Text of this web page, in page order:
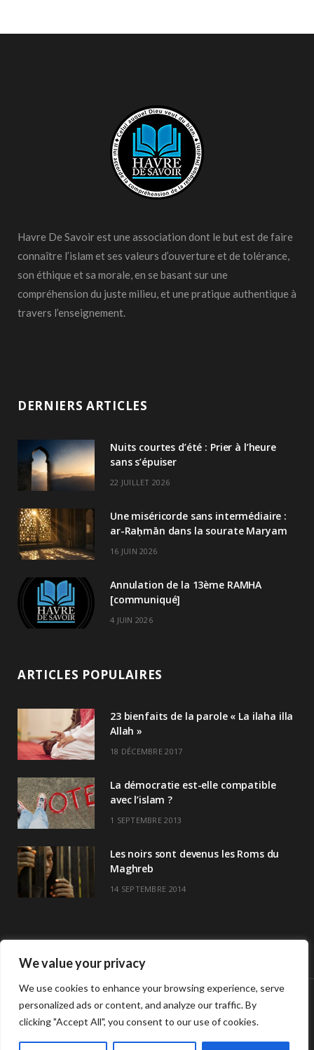
We value your privacy
We use cookies to enhance your browsing experience, serve
personalized ads or content, and analyze our traffic. By
clicking "Accept All", you consent to our use of cookies.
Havre De Savoir est une association dont le but est de faire
connaître l’islam et ses valeurs d’ouverture et de tolérance,
son éthique et sa morale, en se basant sur une
compréhension du juste milieu, et une pratique authentique à
travers l’enseignement.
DERNIERS ARTICLES
Nuits courtes d’été : Prier à l’heure
sans s’épuiser
22 JUILLET 2026
Une miséricorde sans intermédiaire :
ar-Raḥmān dans la sourate Maryam
16 JUIN 2026
Annulation de la 13ème RAMHA
[communiqué]
4 JUIN 2026
ARTICLES POPULAIRES
23 bienfaits de la parole « La ilaha illa
Allah »
18 DÉCEMBRE 2017
La démocratie est-elle compatible
avec l’islam ?
1 SEPTEMBRE 2013
Les noirs sont devenus les Roms du
Maghreb
14 SEPTEMBRE 2014
© Copyright Havre De Savoir 2024
L’association Horaires de prières >> Contact L’association Havre de savoir